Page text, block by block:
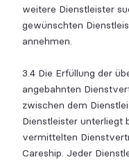
weitere Dienstleister
gewünschten
annehmen.
3.4 Die Erfüllung der
angebahnten
zwischen dem
Dienstleister unterliegt
vermittelten
Careship. Jeder